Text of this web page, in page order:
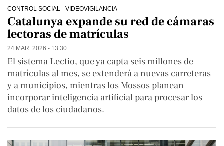
CONTROL SOCIAL VIDEOVIGILANCIA
Catalunya expande su red de cámaras
lectoras de matrículas
24 MAR. 2026 - 13:30
El sistema Lectio, que ya capta seis millones de
matrículas al mes, se extenderá a nuevas carreteras
y a municipios, mientras los Mossos planean
incorporar inteligencia artificial para procesar los
datos de los ciudadanos.